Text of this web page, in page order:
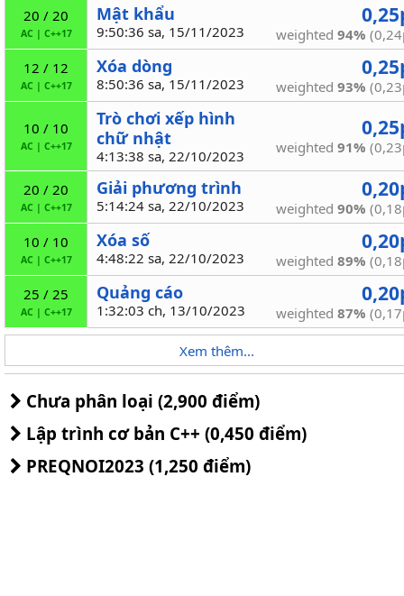
20 / 20
AC | C++17
Mật khẩu
9:50:36 sa, 15/11/2023 weighted 94%
12 / 12
AC | C++17
Xóa dòng
8:50:36 sa, 15/11/2023 weighted 93%
10 / 10
AC | C++17
Trò chơi xếp hình
chữ nhật
4:13:38 sa, 22/10/2023 weighted 91%
20 / 20
AC | C++17
Giải phương trình
5:14:24 sa, 22/10/2023 weighted 90%
10 / 10
AC | C++17
Xóa số
4:48:22 sa, 22/10/2023 weighted 89%
25 / 25
AC | C++17
Quảng cáo
1:32:03 ch, 13/10/2023 weighted 87%
Xem thêm...
Chưa phân loại (2,900 điểm)
Lập trình cơ bản C++ (0,450 điểm)
PREQNOI2023 (1,250 điểm)